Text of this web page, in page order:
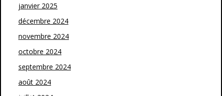
janvier 2025
décembre 2024
novembre 2024
octobre 2024
septembre 2024
août 2024